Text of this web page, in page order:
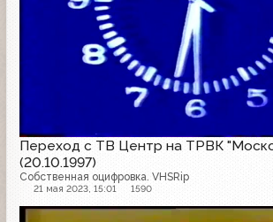
Переход с ТВ Центр на ТРВК
(20.10.1997)
Собственная оцифровка. VHSRip
21 мая 2023, 15:01 1590
Другое